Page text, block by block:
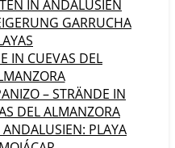
IN ANDALUSIEN
GARRUCHA
IN CUEVAS DEL
– STRÄNDE IN
DEL ALMANZORA
PLAYA